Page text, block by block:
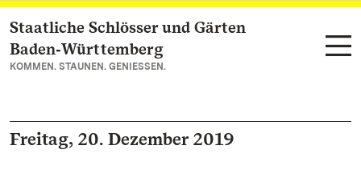
Zum Hauptinhalt springen
Staatliche Schlösser und Gärten
Baden‑Württemberg
KOMMEN. STAUNEN. GENIESSEN.
Freitag, 20. Dezember 2019